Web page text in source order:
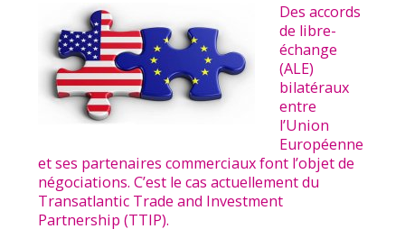
Des accords
de libre-
échange
(ALE)
bilatéraux
entre
l’Union
Européenne
et ses partenaires commerciaux font l’objet de
négociations. C’est le cas actuellement du
Transatlantic Trade and Investment
Partnership (TTIP).